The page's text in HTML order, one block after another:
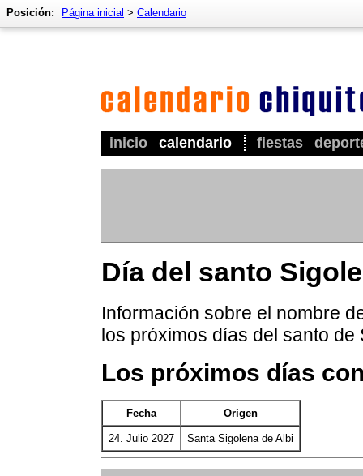
inicio calendario fiestas
Posición: Página inicial > Calendario
Día del santo
Información sobre el nombre
los próximos días del santo de
Los próximos días
Fecha Origen
24. Julio 2027 Santa Sigolena de Albi